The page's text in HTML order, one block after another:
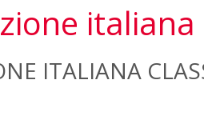
ITALIANA